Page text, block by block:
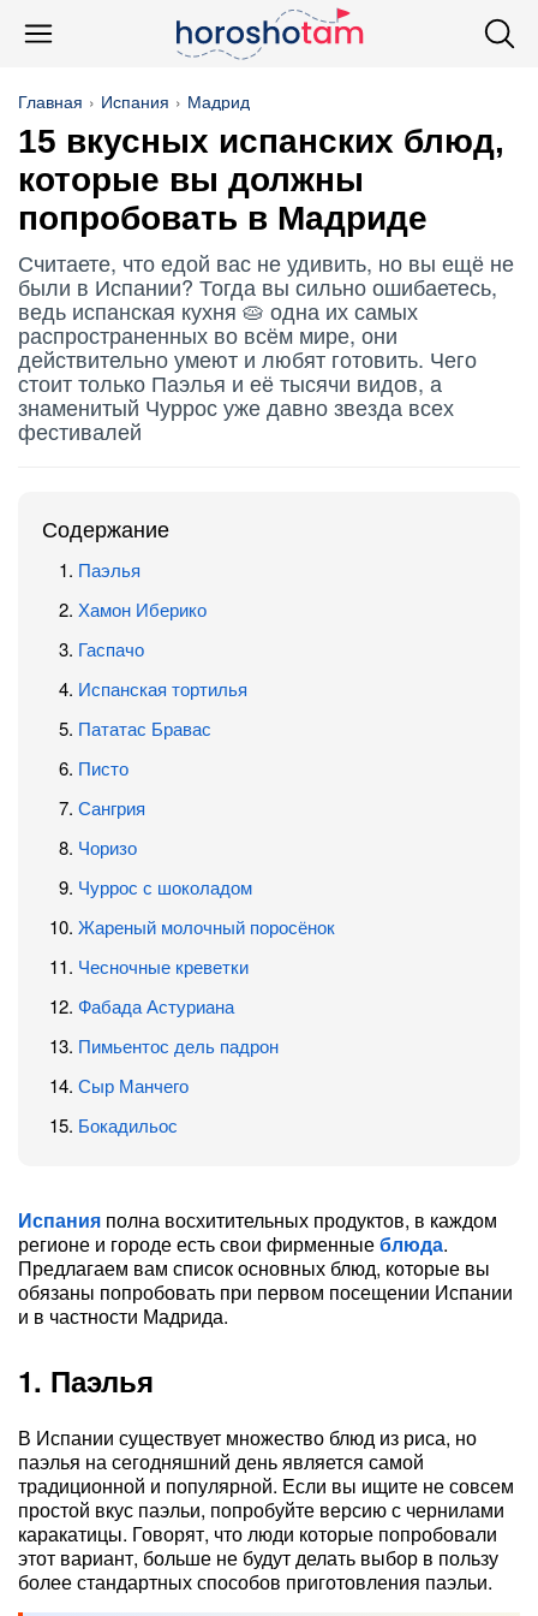
Главная Испания Мадрид
15 вкусных испанских блюд,
которые вы должны
попробовать в Мадриде
Считаете, что едой вас не удивить, но вы ещё не
были в Испании? Тогда вы сильно ошибаетесь,
ведь испанская кухня 🥧 одна их самых
распространенных во всём мире, они
действительно умеют и любят готовить. Чего
стоит только Паэлья и её тысячи видов, а
знаменитый Чуррос уже давно звезда всех
фестивалей
Содержание
Паэлья
Хамон Иберико
Гаспачо
Испанская тортилья
Пататас Бравас
Писто
Сангрия
Чоризо
Чуррос с шоколадом
Жареный молочный поросёнок
Чесночные креветки
Фабада Астуриана
Пимьентос дель падрон
Сыр Манчего
Бокадильос
Испания полна восхитительных продуктов, в каждом
регионе и городе есть свои фирменныеблюда.
Предлагаем вам список основных блюд, которые вы
обязаны попробовать при первом посещении Испании
и в частности Мадрида.
1. Паэлья
В Испании существует множество блюд из риса, но
паэлья на сегодняшний день является самой
традиционной и популярной. Если вы ищите не совсем
простой вкус паэльи, попробуйте версию с чернилами
каракатицы. Говорят, что люди которые попробовали
этот вариант, больше не будут делать выбор в пользу
более стандартных способов приготовления паэльи.